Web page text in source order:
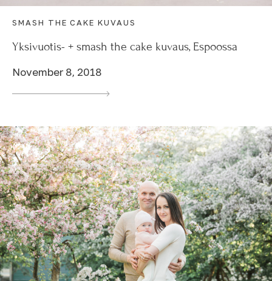
SMASH THE CAKE KUVAUS
Yksivuotis- + smash the cake kuvaus, Espoossa
November 8, 2018